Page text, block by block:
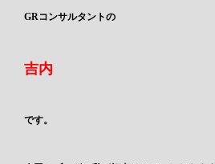
GRコンサルタントの
吉内
です。